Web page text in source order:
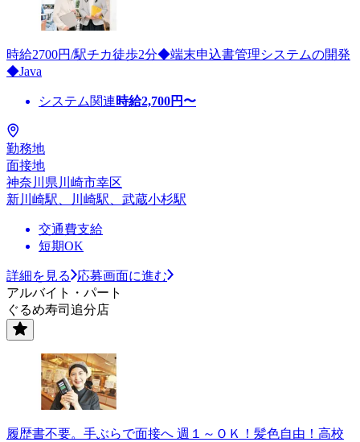
時給2700円/駅チカ徒歩2分◆端末申込書管理システムの開発
◆Java
システム関連時給2,700円〜
勤務地
面接地
神奈川県川崎市幸区
新川崎駅、川崎駅、武蔵小杉駅
交通費支給
短期OK
詳細を見る
応募画面に進む
アルバイト・パート
ぐるめ寿司追分店
履歴書不要。手ぶらで面接へ 週１～ＯＫ！髪色自由！高校